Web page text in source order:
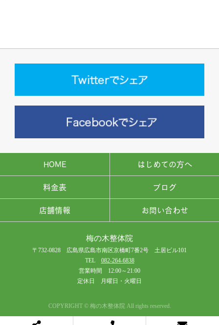
HOME はじめての方へ
料金表 ブログ
店舗情報 お問い合わせ
梅の木整体院
〒732-0828 広島県広島市南区京橋町7番2号 土居ビル101
TEL 082-264-6838
営業時間 12:00～21:00
定休日 月曜日・火曜日
COPYRIGHT © 梅の木整体院 All rights reserved.